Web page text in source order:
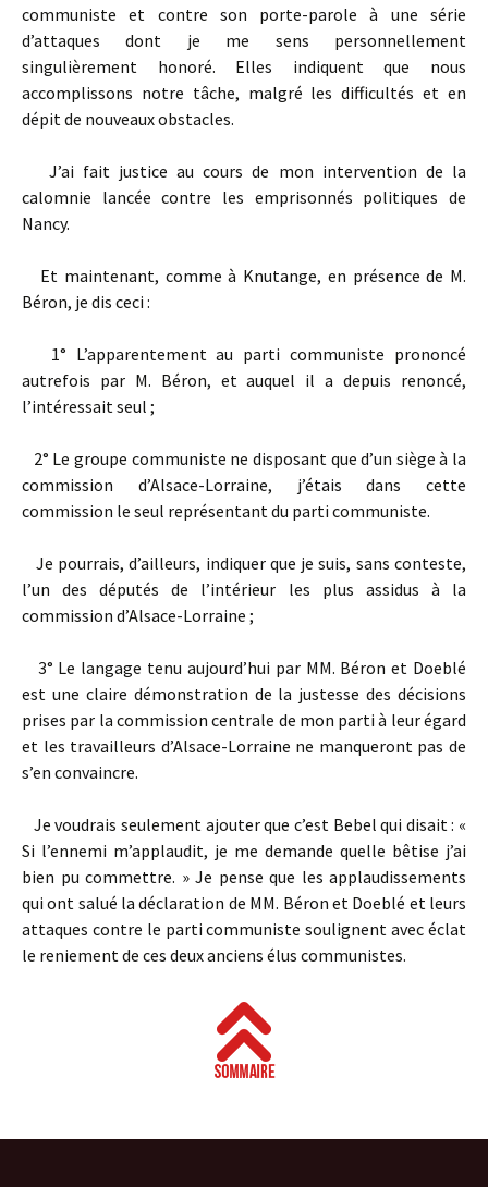
communiste et contre son porte-parole à une série
d’attaques dont je me sens personnellement
singulièrement honoré. Elles indiquent que nous
accomplissons notre tâche, malgré les difficultés et en
dépit de nouveaux obstacles.
J’ai fait justice au cours de mon intervention de la
calomnie lancée contre les emprisonnés politiques de
Nancy.
Et maintenant, comme à Knutange, en présence de M.
Béron, je dis ceci :
1° L’apparentement au parti communiste prononcé
autrefois par M. Béron, et auquel il a depuis renoncé,
l’intéressait seul ;
2° Le groupe communiste ne disposant que d’un siège à la
commission d’Alsace-Lorraine, j’étais dans cette
commission le seul représentant du parti communiste.
Je pourrais, d’ailleurs, indiquer que je suis, sans conteste,
l’un des députés de l’intérieur les plus assidus à la
commission d’Alsace-Lorraine ;
3° Le langage tenu aujourd’hui par MM. Béron et Doeblé
est une claire démonstration de la justesse des décisions
prises par la commission centrale de mon parti à leur égard
et les travailleurs d’Alsace-Lorraine ne manqueront pas de
s’en convaincre.
Je voudrais seulement ajouter que c’est Bebel qui disait : «
Si l’ennemi m’applaudit, je me demande quelle bêtise j’ai
bien pu commettre. » Je pense que les applaudissements
qui ont salué la déclaration de MM. Béron et Doeblé et leurs
attaques contre le parti communiste soulignent avec éclat
le reniement de ces deux anciens élus communistes.